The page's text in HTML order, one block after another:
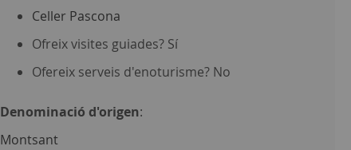
Celler Pascona
Ofreix visites guiades? Sí
Ofereix serveis d'enoturisme? No
Denominació d'origen:
Montsant